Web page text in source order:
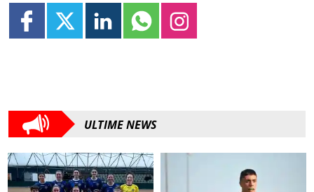
ULTIME NEWS